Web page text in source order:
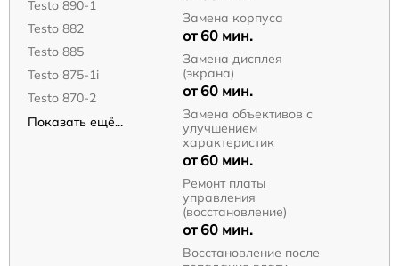
Testo 890-1
Testo 882
Testo 885
Testo 875-1i
Testo 870-2
Показать ещё...
Замена корпуса
от 60 мин.
Замена дисплея
(экрана)
от 60 мин.
Замена объективов с
улучшением
характеристик
от 60 мин.
Ремонт платы
управления
(восстановление)
от 60 мин.
Восстановление после